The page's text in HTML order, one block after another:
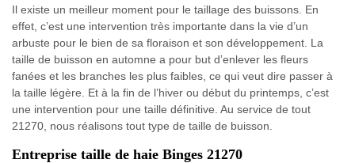
Il existe un meilleur moment pour le taillage des buissons. En
effet, c’est une intervention très importante dans la vie d’un
arbuste pour le bien de sa floraison et son développement. La
taille de buisson en automne a pour but d’enlever les fleurs
fanées et les branches les plus faibles, ce qui veut dire passer à
la taille légère. Et à la fin de l’hiver ou début du printemps, c’est
une intervention pour une taille définitive. Au service de tout
21270, nous réalisons tout type de taille de buisson.
Entreprise taille de haie Binges 21270